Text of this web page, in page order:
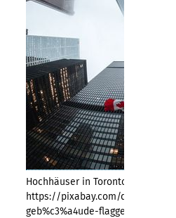
Hochhäuser in Toronto.
https://pixabay.com/de/photos/
geb%c3%a4ude-flagge-toronto-